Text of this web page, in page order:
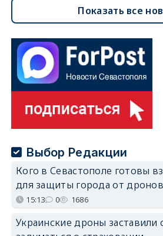
Показать все
Выбор Редакции
Кого в Севастополе готовы
для защиты города от дронов
15:13 0 1686
Украинские дроны заставили